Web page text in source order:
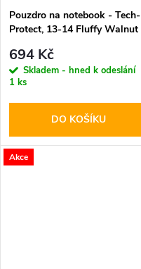
Pouzdro na notebook - Tech-
Protect, 13-14 Fluffy Walnut
694 Kč
Skladem - hned k odeslání
1 ks
DO KOŠÍKU
Akce